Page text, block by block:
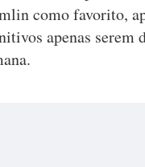
como favorito,
apenas serem